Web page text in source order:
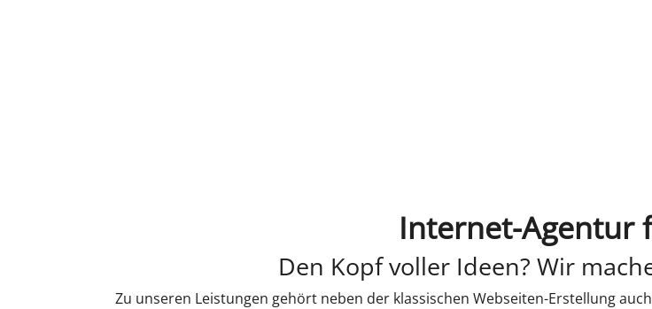
Internet-Agentur
Den Kopf voller Ideen? Wir
Zu unseren Leistungen gehört neben der klassischen Webseiten-Erstellung